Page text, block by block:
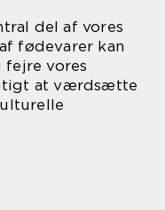
del af vores
fødevarer kan
vores
at værdsætte